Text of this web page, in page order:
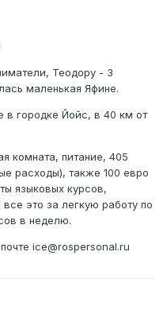
Теодору - 3
маленькая Яфине.
городке Йойс, в 40 км от
комната, питание, 405
расходы), также 100 евро
языковых курсов,
это за легкую работу по
в неделю.
ice@rospersonal.ru